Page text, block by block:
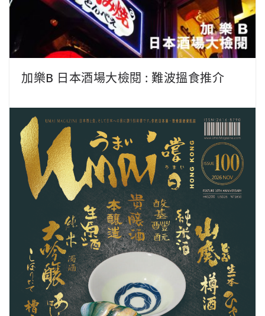
加樂B 日本酒場大檢閱 : 難波搵食推介